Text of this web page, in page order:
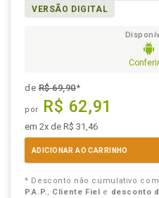
VERSÃO DIGITAL
deR$ 69,90*
por R$ 62,91
em 2x de R$ 31,46
ADICIONAR AO CARRINHO
* Desconto não cumulativo
P.A.P., Cliente Fiel e desconto